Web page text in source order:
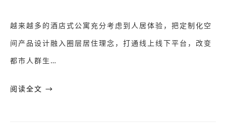
越来越多的酒店式公寓充分考虑到人居体验，把定制化空
间产品设计融入圈层居住理念，打通线上线下平台，改变
都市人群生…
阅读全文 →